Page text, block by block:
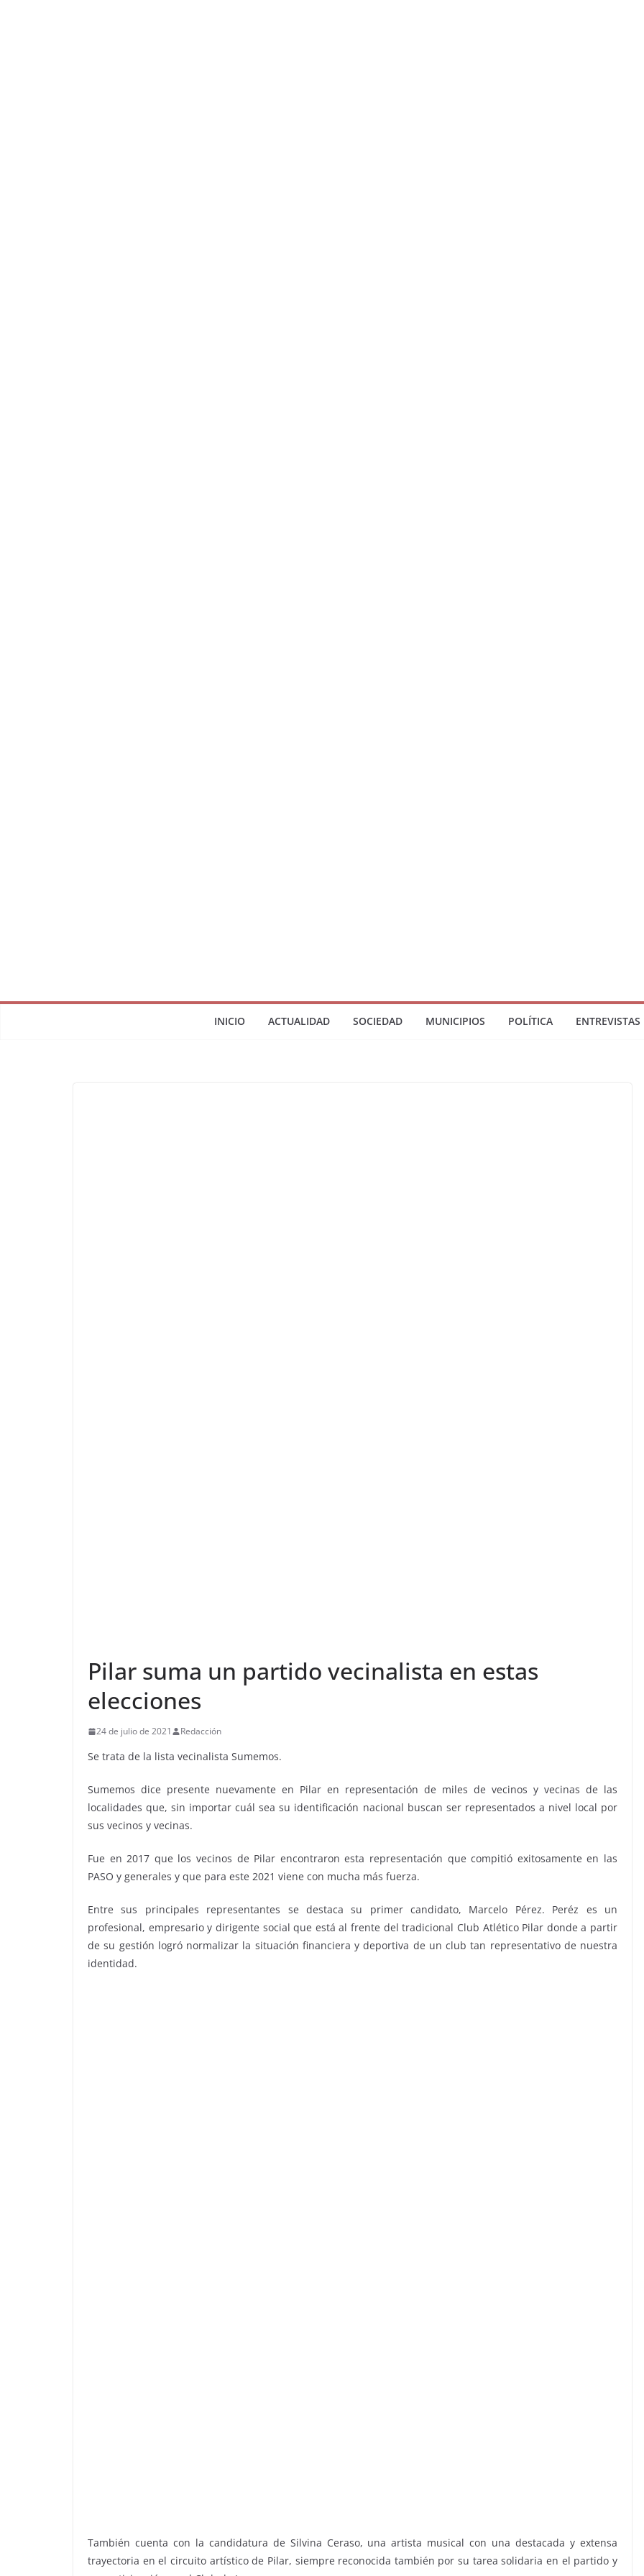
INICIO ACTUALIDAD SOCIEDAD MUNICIPIOS POLÍTICA ENTREVISTAS
Pilar suma un partido vecinalista en estas
elecciones
24 de julio de 2021 Redacción
Se trata de la lista vecinalista Sumemos.
Sumemos dice presente nuevamente en Pilar en representación de miles de vecinos y vecinas de las
localidades que, sin importar cuál sea su identificación nacional buscan ser representados a nivel local por
sus vecinos y vecinas.
Fue en 2017 que los vecinos de Pilar encontraron esta representación que compitió exitosamente en las
PASO y generales y que para este 2021 viene con mucha más fuerza.
Entre sus principales representantes se destaca su primer candidato, Marcelo Pérez. Peréz es un
profesional, empresario y dirigente social que está al frente del tradicional Club Atlético Pilar donde a partir
de su gestión logró normalizar la situación financiera y deportiva de un club tan representativo de nuestra
identidad.
También cuenta con la candidatura de Silvina Ceraso, una artista musical con una destacada y extensa
trayectoria en el circuito artístico de Pilar, siempre reconocida también por su tarea solidaria en el partido y